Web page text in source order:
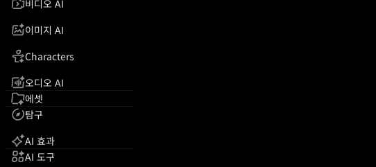
비디오 AI
이미지 AI
Characters
오디오 AI
에셋
탐구
AI 효과
AI 도구